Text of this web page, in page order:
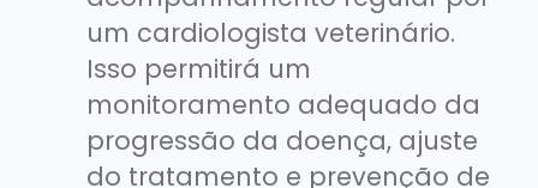
um cardiologista veterinário.
Isso permitirá um
monitoramento adequado da
progressão da doença, ajuste
do tratamento e prevenção de